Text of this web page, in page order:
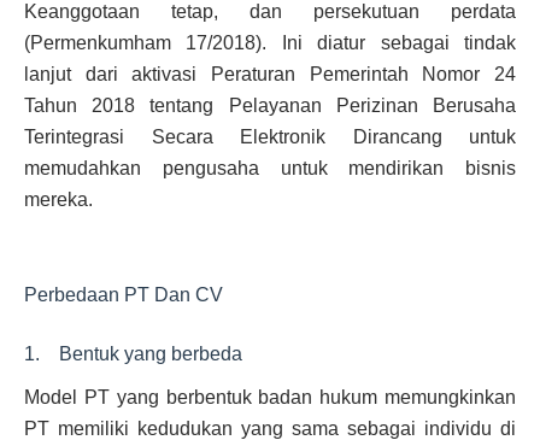
Keanggotaan tetap, dan persekutuan perdata
(Permenkumham 17/2018). Ini diatur sebagai tindak
lanjut dari aktivasi Peraturan Pemerintah Nomor 24
Tahun 2018 tentang Pelayanan Perizinan Berusaha
Terintegrasi Secara Elektronik Dirancang untuk
memudahkan pengusaha untuk mendirikan bisnis
mereka.
Perbedaan PT Dan CV
1. Bentuk yang berbeda
Model PT yang berbentuk badan hukum memungkinkan
PT memiliki kedudukan yang sama sebagai individu di